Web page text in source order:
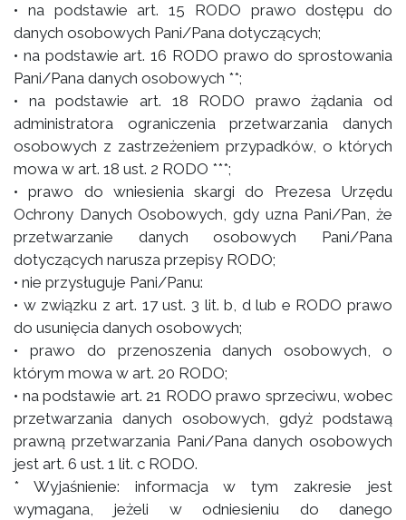
• na podstawie art. 15 RODO prawo dostępu do
danych osobowych Pani/Pana dotyczących;
• na podstawie art. 16 RODO prawo do sprostowania
Pani/Pana danych osobowych **;
• na podstawie art. 18 RODO prawo żądania od
administratora ograniczenia przetwarzania danych
osobowych z zastrzeżeniem przypadków, o których
mowa w art. 18 ust. 2 RODO ***;
• prawo do wniesienia skargi do Prezesa Urzędu
Ochrony Danych Osobowych, gdy uzna Pani/Pan, że
przetwarzanie danych osobowych Pani/Pana
dotyczących narusza przepisy RODO;
• nie przysługuje Pani/Panu:
• w związku z art. 17 ust. 3 lit. b, d lub e RODO prawo
do usunięcia danych osobowych;
• prawo do przenoszenia danych osobowych, o
którym mowa w art. 20 RODO;
• na podstawie art. 21 RODO prawo sprzeciwu, wobec
przetwarzania danych osobowych, gdyż podstawą
prawną przetwarzania Pani/Pana danych osobowych
jest art. 6 ust. 1 lit. c RODO.
* Wyjaśnienie: informacja w tym zakresie jest
wymagana, jeżeli w odniesieniu do danego